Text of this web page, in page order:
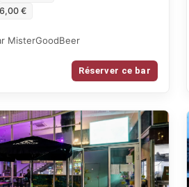
€
MisterGoodBeer
Réserver ce bar